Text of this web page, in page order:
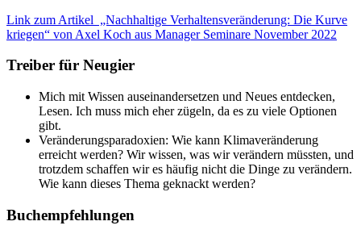
Link zum Artikel „Nachhaltige Verhaltensveränderung: Die Kurve
kriegen“ von Axel Koch aus Manager Seminare November 2022
Treiber für Neugier
Mich mit Wissen auseinandersetzen und Neues entdecken,
Lesen. Ich muss mich eher zügeln, da es zu viele Optionen
gibt.
Veränderungsparadoxien: Wie kann Klimaveränderung
erreicht werden? Wir wissen, was wir verändern müssten, und
trotzdem schaffen wir es häufig nicht die Dinge zu verändern.
Wie kann dieses Thema geknackt werden?
Buchempfehlungen